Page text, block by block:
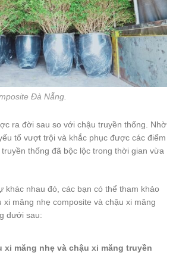
Đà Nẵng.
ra đời sau so với chậu truyền thống. Nhờ
tố vượt trội và khắc phục được các điểm
thống đã bộc lộc trong thời gian vừa
nhau đó, các bạn có thể tham khảo
xi măng nhẹ composite và chậu xi măng
dưới sau:
xi măng nhẹ và chậu xi măng truyền